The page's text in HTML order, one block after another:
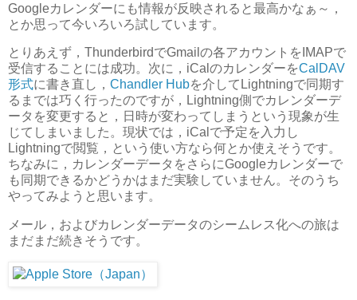
Googleカレンダーにも情報が反映されると最高かなぁ～，
とか思って今いろいろ試しています。
とりあえず，ThunderbirdでGmailの各アカウントをIMAPで
受信することには成功。次に，iCalのカレンダーをCalDAV
形式に書き直し， Chandler Hubを介してLightningで同期す
るまでは巧く行ったのですが，Lightning側でカレンダーデ
ータを変更すると，日時が変わってしまうという現象が生
じてしまいました。現状では，iCalで予定を入力し
Lightningで閲覧，という使い方なら何とか使えそうです。
ちなみに，カレンダーデータをさらにGoogleカレンダーで
も同期できるかどうかはまだ実験していません。そのうち
やってみようと思います。
メール，およびカレンダーデータのシームレス化への旅は
まだまだ続きそうです。